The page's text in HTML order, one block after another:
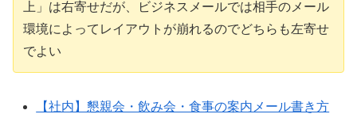
上」は右寄せだが、ビジネスメールでは相手のメール
環境によってレイアウトが崩れるのでどちらも左寄せ
でよい
【社内】懇親会・飲み会・食事の案内メール書き方